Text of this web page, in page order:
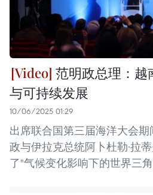
范明政总理：越
与可持续发展
10/06/2025 01:29
出席联合国第三届海洋大会
政与伊拉克总统阿卜杜勒·拉
了"气候变化影响下的世界三角